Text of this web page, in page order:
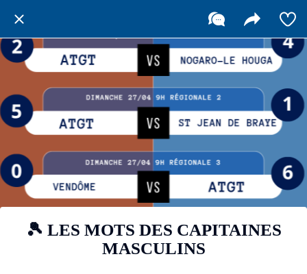
🎾 LES MOTS DES CAPITAINES
MASCULINS